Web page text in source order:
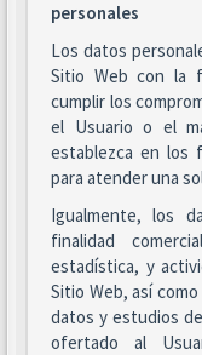
personales
Los datos
Sitio Web con la
cumplir los
el Usuario o el
establezca en los
para atender una
Igualmente, los
finalidad
estadística, y
Sitio Web, así
datos y estudios
ofertado al